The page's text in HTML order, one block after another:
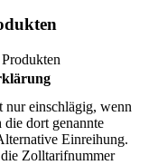
nur einschlägig, wenn
die dort genannte
Einreihung.
Zolltarifnummer